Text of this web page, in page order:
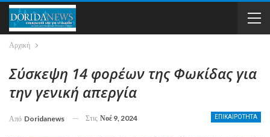
Αρχική
Σύσκεψη 14 φορέων της Φωκίδας για
την γενική απεργία
ΕΠΙΚΑΙΡΟΤΗΤΑ
Από Doridanews Στις Νοέ 9, 2024